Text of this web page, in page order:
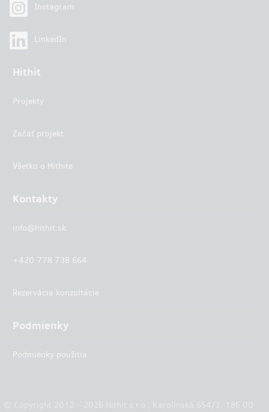
Instagram
LinkedIn
Hithit
Projekty
Začať projekt
Všetko o Hithite
Kontakty
info@hithit.sk
+420 778 738 664
Rezervácia konzultácie
Podmienky
Podmienky použitia